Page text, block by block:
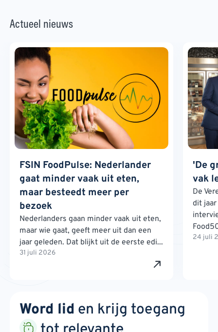
Actueel nieuws
FSIN FoodPulse: Nederlander
gaat minder vaak uit eten,
maar besteedt meer per
bezoek
Nederlanders gaan minder vaak uit eten,
maar wie gaat, geeft meer uit dan een
jaar geleden. Dat blijkt uit de eerste edi...
31 juli 2026
'De
vak
De
dit
24 juli
Word lid en krijg toegang